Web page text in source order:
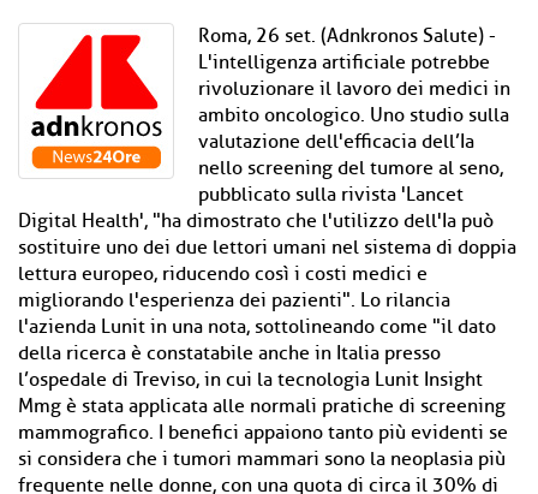
Roma, 26 set. (Adnkronos Salute) -
L'intelligenza artificiale potrebbe
rivoluzionare il lavoro dei medici in
ambito oncologico. Uno studio sulla
valutazione dell'efficacia dell’Ia
nello screening del tumore al seno,
pubblicato sulla rivista 'Lancet
Digital Health', "ha dimostrato che l'utilizzo dell'Ia può
sostituire uno dei due lettori umani nel sistema di doppia
lettura europeo, riducendo così i costi medici e
migliorando l'esperienza dei pazienti". Lo rilancia
l'azienda Lunit in una nota, sottolineando come "il dato
della ricerca è constatabile anche in Italia presso
l’ospedale di Treviso, in cui la tecnologia Lunit Insight
Mmg è stata applicata alle normali pratiche di screening
mammografico. I benefici appaiono tanto più evidenti se
si considera che i tumori mammari sono la neoplasia più
frequente nelle donne, con una quota di circa il 30% di